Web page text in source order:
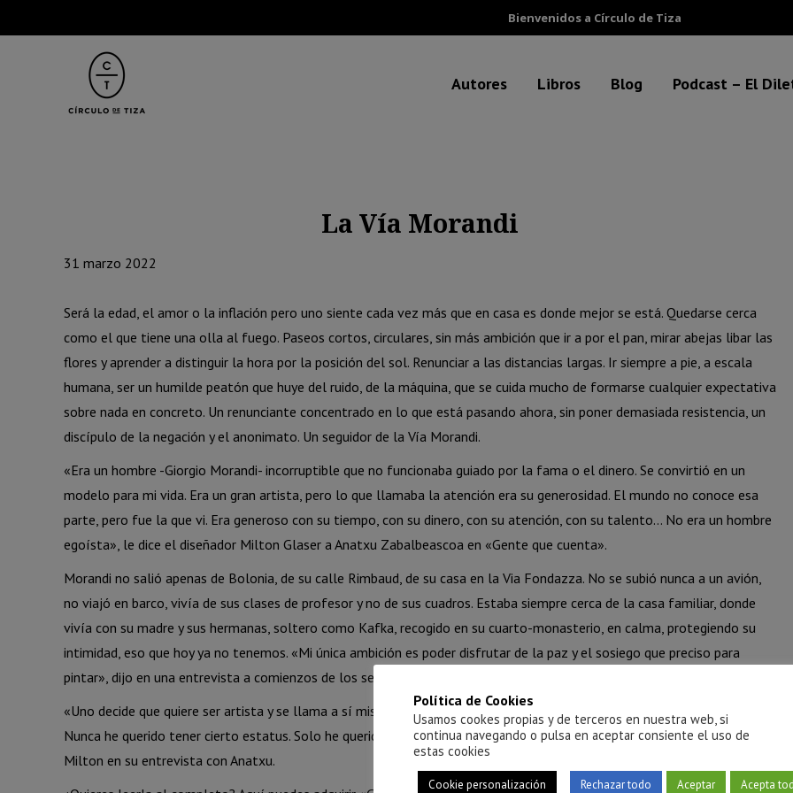
Bienvenidos a Círculo de Tiza
Autores Libros Blog Podcast – El
La Vía Morandi
31 marzo 2022
Será la edad, el amor o la inflación pero uno siente cada vez más que en casa es donde mejor se está. Quedarse cerca
como el que tiene una olla al fuego. Paseos cortos, circulares, sin más ambición que ir a por el pan, mirar abejas libar las
flores y aprender a distinguir la hora por la posición del sol. Renunciar a las distancias largas. Ir siempre a pie, a escala
humana, ser un humilde peatón que huye del ruido, de la máquina, que se cuida mucho de formarse cualquier expectativa
sobre nada en concreto. Un renunciante concentrado en lo que está pasando ahora, sin poner demasiada resistencia, un
discípulo de la negación y el anonimato. Un seguidor de la Vía Morandi.
«Era un hombre -Giorgio Morandi- incorruptible que no funcionaba guiado por la fama o el dinero. Se convirtió en un
modelo para mi vida. Era un gran artista, pero lo que llamaba la atención era su generosidad. El mundo no conoce esa
parte, pero fue la que vi. Era generoso con su tiempo, con su dinero, con su atención, con su talento… No era un hombre
egoísta», le dice el diseñador Milton Glaser a Anatxu Zabalbeascoa en «Gente que cuenta».
Morandi no salió apenas de Bolonia, de su calle Rimbaud, de su casa en la Via Fondazza. No se subió nunca a un avión,
no viajó en barco, vivía de sus clases de profesor y no de sus cuadros. Estaba siempre cerca de la casa familiar, donde
vivía con su madre y sus hermanas, soltero como Kafka, recogido en su cuarto-monasterio, en calma, protegiendo su
intimidad, eso que hoy ya no tenemos. «Mi única ambición es poder disfrutar de la paz y el sosiego que preciso para
pintar», dijo en una entrevista a comienzos de los sesenta.
«Uno decide que quiere ser artista y se llama a sí mismo artista. ¿Eso lo convierte en artista? En cien años lo sabremos.
Nunca he querido tener cierto estatus. Solo he querido hacer el trabajo que estaba preparado para hacer», continúa
Milton en su entrevista con Anatxu.
Política de Cookies
Usamos cookes propias y de terceros en nuestra web, si
continua navegando o pulsa en aceptar consiente el uso de
estas cookies
Cookie personalización Rechazar todo Aceptar Acepta